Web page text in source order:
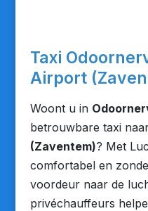
Taxi
Airport
Woont u in
betrouwbare taxi
(Zaventem)? Met
comfortabel en
voordeur naar de
privéchauffeurs